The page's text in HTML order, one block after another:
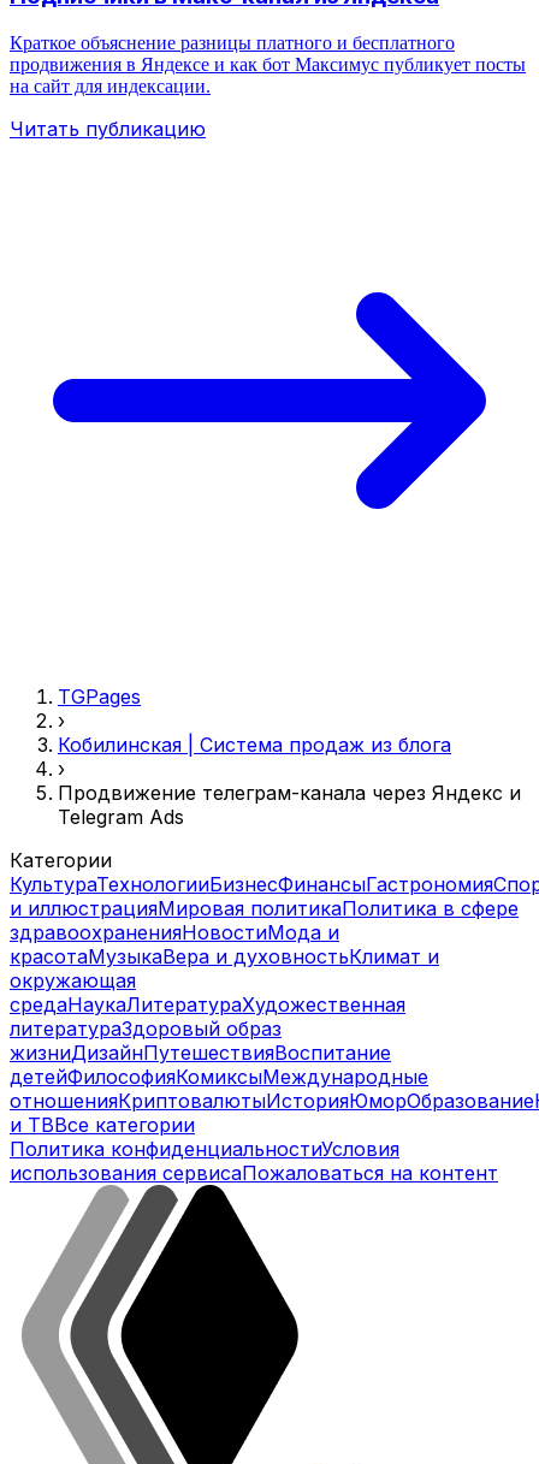
Краткое объяснение разницы платного и бесплатного
продвижения в Яндексе и как бот Максимус публикует посты
на сайт для индексации.
Читать публикацию
TGPages
›
Кобилинская | Система продаж из блога
›
Продвижение телеграм-канала через Яндекс и
Telegram Ads
Категории
КультураТехнологииБизнесФинансыГастрономия
и иллюстрацияМировая политикаПолитика в сфере
здравоохраненияНовостиМода и
красотаМузыкаВера и духовностьКлимат и
окружающая
средаНаукаЛитератураХудожественная
литератураЗдоровый образ
жизниДизайнПутешествияВоспитание
детейФилософияКомиксыМеждународные
отношенияКриптовалютыИсторияЮморОбразование
и ТВВсе категории
Политика конфиденциальностиУсловия
использования сервисаПожаловаться на контент